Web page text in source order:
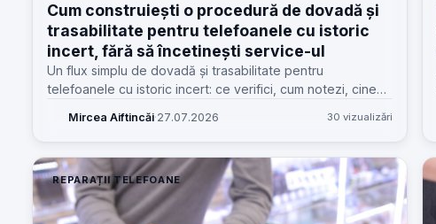
Cum construiești o procedură de dovadă și
trasabilitate pentru telefoanele cu istoric
incert, fără să încetinești service-ul
Un flux simplu de dovadă și trasabilitate pentru
telefoanele cu istoric incert: ce verifici, cum notezi, cine
recepția.
Mircea Aiftincăi·27.07.2026 30 vizualizări
REPARAȚII TELEFOANE